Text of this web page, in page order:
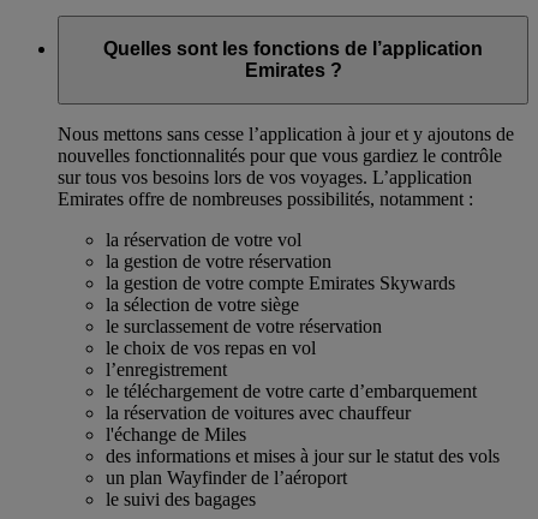
Quelles sont les fonctions de l’application
Emirates ?
Nous mettons sans cesse l’application à jour et y ajoutons de
nouvelles fonctionnalités pour que vous gardiez le contrôle
sur tous vos besoins lors de vos voyages. L’application
Emirates offre de nombreuses possibilités, notamment :
la réservation de votre vol
la gestion de votre réservation
la gestion de votre compte Emirates Skywards
la sélection de votre siège
le surclassement de votre réservation
le choix de vos repas en vol
l’enregistrement
le téléchargement de votre carte d’embarquement
la réservation de voitures avec chauffeur
l'échange de Miles
des informations et mises à jour sur le statut des vols
un plan Wayfinder de l’aéroport
le suivi des bagages